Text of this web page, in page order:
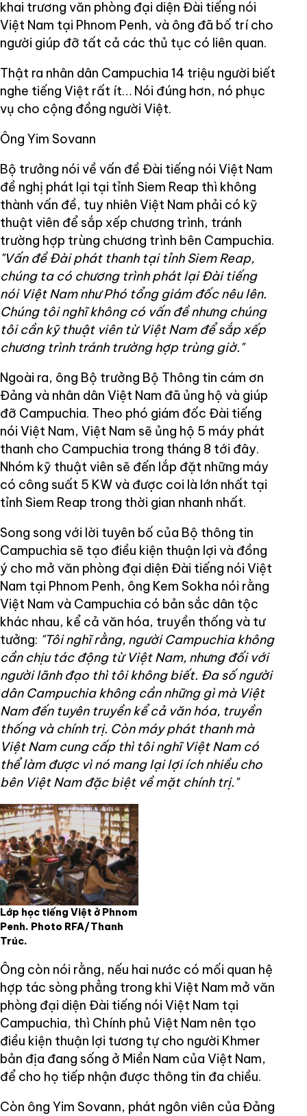
khai trương văn phòng đại diện Đài tiếng nói
Việt Nam tại Phnom Penh, và ông đã bố trí cho
người giúp đỡ tất cả các thủ tục có liên quan.
Thật ra nhân dân Campuchia 14 triệu người biết
nghe tiếng Việt rất ít… Nói đúng hơn, nó phục
vụ cho cộng đồng người Việt.
Ông Yim Sovann
Bộ trưởng nói về vấn đề Đài tiếng nói Việt Nam
đề nghị phát lại tại tỉnh Siem Reap thì không
thành vấn đề, tuy nhiên Việt Nam phải có kỹ
thuật viên để sắp xếp chương trình, tránh
trường hợp trùng chương trình bên Campuchia.
"Vấn đề Đài phát thanh tại tỉnh Siem Reap,
chúng ta có chương trình phát lại Đài tiếng
nói Việt Nam như Phó tổng giám đốc nêu lên.
Chúng tôi nghĩ không có vấn đề nhưng chúng
tôi cần kỹ thuật viên từ Việt Nam để sắp xếp
chương trình tránh trường hợp trùng giờ."
Ngoài ra, ông Bộ trưởng Bộ Thông tin cám ơn
Đảng và nhân dân Việt Nam đã ủng hộ và giúp
đỡ Campuchia. Theo phó giám đốc Đài tiếng
nói Việt Nam, Việt Nam sẽ ủng hộ 5 máy phát
thanh cho Campuchia trong tháng 8 tới đây.
Nhóm kỹ thuật viên sẽ đến lắp đặt những máy
có công suất 5 KW và được coi là lớn nhất tại
tỉnh Siem Reap trong thời gian nhanh nhất.
Song song với lời tuyên bố của Bộ thông tin
Campuchia sẽ tạo điều kiện thuận lợi và đồng
ý cho mở văn phòng đại diện Đài tiếng nói Việt
Nam tại Phnom Penh, ông Kem Sokha nói rằng
Việt Nam và Campuchia có bản sắc dân tộc
khác nhau, kể cả văn hóa, truyền thống và tư
tưởng: "Tôi nghĩ rằng, người Campuchia không
cần chịu tác động từ Việt Nam, nhưng đối với
người lãnh đạo thì tôi không biết. Đa số người
dân Campuchia không cần những gì mà Việt
Nam đến tuyên truyền kể cả văn hóa, truyền
thống và chính trị. Còn máy phát thanh mà
Việt Nam cung cấp thì tôi nghĩ Việt Nam có
thể làm được vì nó mang lại lợi ích nhiều cho
bên Việt Nam đặc biệt về mặt chính trị."
Lớp học tiếng Việt ở Phnom
Penh. Photo RFA/Thanh
Trúc.
Ông còn nói rằng, nếu hai nước có mối quan hệ
hợp tác sòng phẳng trong khi Việt Nam mở văn
phòng đại diện Đài tiếng nói Việt Nam tại
Campuchia, thì Chính phủ Việt Nam nên tạo
điều kiện thuận lợi tương tự cho người Khmer
bản địa đang sống ở Miền Nam của Việt Nam,
để cho họ tiếp nhận được thông tin đa chiều.
Còn ông Yim Sovann, phát ngôn viên của Đảng